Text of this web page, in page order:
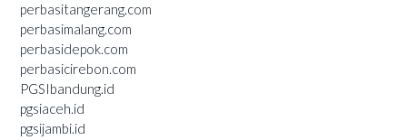
perbasitangerang.com
perbasimalang.com
perbasidepok.com
perbasicirebon.com
PGSIbandung.id
pgsiaceh.id
pgsijambi.id